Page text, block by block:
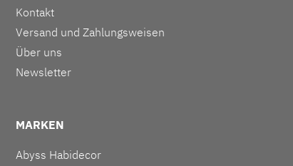
Kontakt
Versand und Zahlungsweisen
Über uns
Newsletter
MARKEN
Abyss Habidecor